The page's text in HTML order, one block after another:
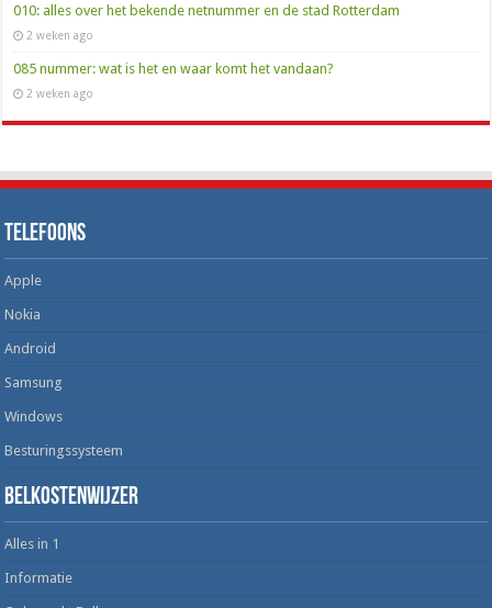
010: alles over het bekende netnummer en de stad Rotterdam
2 weken ago
085 nummer: wat is het en waar komt het vandaan?
2 weken ago
Telefoons
Apple
Nokia
Android
Samsung
Windows
Besturingssysteem
Belkostenwijzer
Alles in 1
Informatie